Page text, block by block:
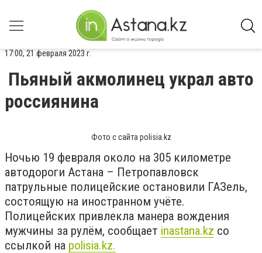
17:00, 21 февраля 2023 г.
Пьяный акмолинец украл авто
россиянина
Фото с сайта polisia.kz
Ночью 19 февраля около на 305 километре
автодороги Астана – Петропавловск
патрульные полицейские остановили ГАЗель,
состоящую на иностранном учёте.
Полицейских привлекла манера вождения
мужчины за рулём, сообщает inastana.kz со
ссылкой на polisia.kz.